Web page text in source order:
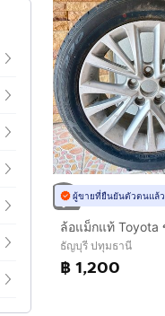
ผู้ขายที่ยืนยันตัวตนแล้ว
ธัญบุรี ปทุมธานี
฿ 1,200